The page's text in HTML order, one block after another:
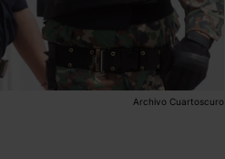
Archivo Cuartoscuro